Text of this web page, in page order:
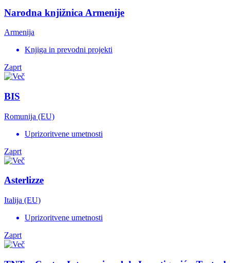
Narodna knjižnica Armenije
Armenija
Knjiga in prevodni projekti
Zaprt
BIS
Romunija (EU)
Uprizoritvene umetnosti
Zaprt
Asterlizze
Italija (EU)
Uprizoritvene umetnosti
Zaprt